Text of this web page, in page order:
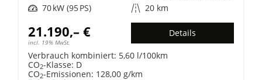
Leistung 70 kW (95 PS) Kilometerstand 20 km
21.190,– €
incl. 19% MwSt.
Details
Verbrauch kombiniert: 5,60 l/100km
CO2-Klasse: D
CO2-Emissionen: 128,00 g/km